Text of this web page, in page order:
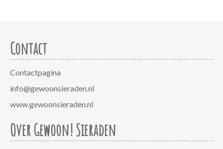
Contact
Contactpagina
info@gewoonsieraden.nl
www.gewoonsieraden.nl
Over Gewoon! Sieraden